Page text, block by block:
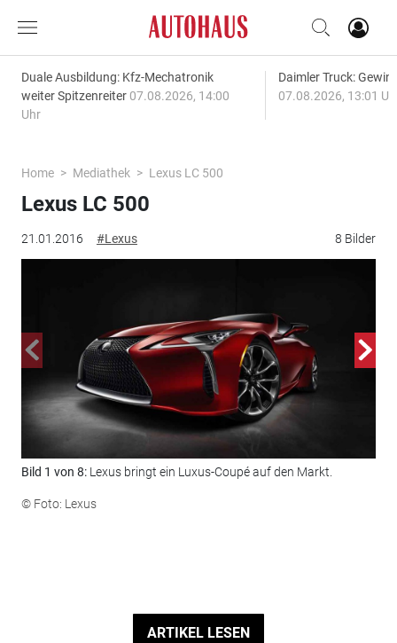
Duale Ausbildung: Kfz-Mechatronik
weiter Spitzenreiter 07.08.2026, 14:00
Uhr
Daimler Truck:
07.08.2026, 13:01
Home Mediathek Lexus LC 500
21.01.2016 #Lexus 8 Bilder
Lexus LC 500
Bild 1 von 8: Lexus bringt ein Luxus-Coupé auf den Markt.
© Foto: Lexus
ARTIKEL LESEN